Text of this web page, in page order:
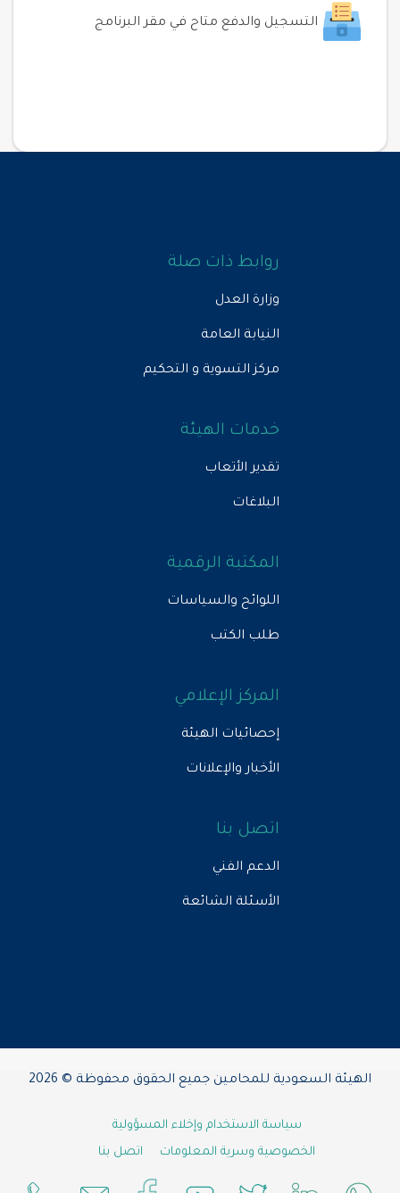
التسجيل والدفع متاح في مقر البرنامج
روابط ذات صلة
وزارة العدل
النيابة العامة
مركز التسوية و التحكيم
خدمات الهيئة
تقدير الأتعاب
البلاغات
المكتبة الرقمية
اللوائح والسياسات
طلب الكتب
المركز الإعلامي
إحصائيات الهيئة
الأخبار والإعلانات
اتصل بنا
الدعم الفني
الأسئلة الشائعة
الهيئة السعودية للمحامين جميع الحقوق محفوظة © 2026
سياسة الاستخدام وإخلاء المسؤولية
الخصوصية وسرية المعلومات
اتصل بنا